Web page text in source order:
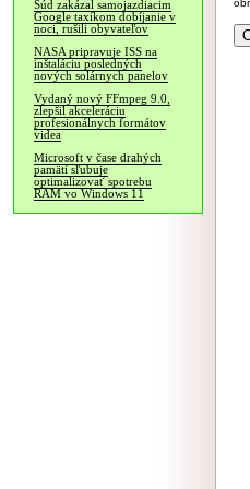
Súd zakázal samojazdiacim
Google taxíkom dobíjanie v
noci, rušili obyvateľov
NASA pripravuje ISS na
inštaláciu posledných
nových solárnych panelov
Vydaný nový FFmpeg 9.0,
zlepšil akceleráciu
profesionálnych formátov
videa
Microsoft v čase drahých
pamätí sľubuje
optimalizovať spotrebu
RAM vo Windows 11